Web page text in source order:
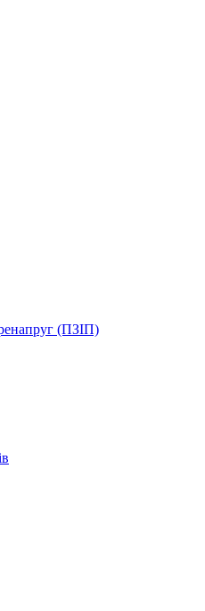
(ПЗІП)